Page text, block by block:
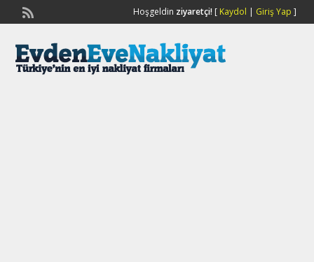
Hoşgeldin ziyaretçi![ Kaydol | Giriş Yap ]